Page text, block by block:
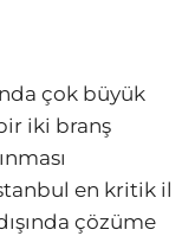
çok büyük
iki branş
en kritik il
çözüme